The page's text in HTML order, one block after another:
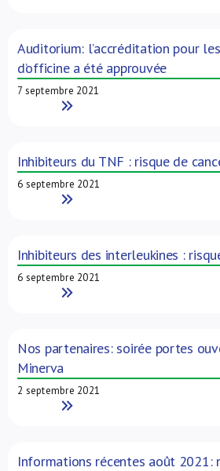
Auditorium: l’accréditation pour
d’officine a été approuvée
7 septembre 2021
Read More
Inhibiteurs du TNF : risque de
6 septembre 2021
Read More
Inhibiteurs des interleukines :
6 septembre 2021
Read More
Nos partenaires: soirée portes
Minerva
2 septembre 2021
Read More
Informations récentes août 2021: